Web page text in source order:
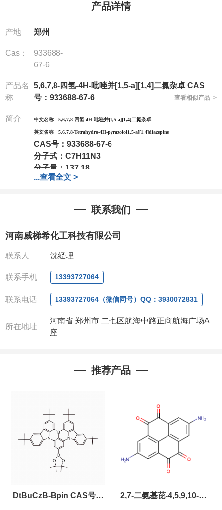
产品详情
产地 郑州
Cas：
933688-
67-6
产品名
称
5,6,7,8-四氢-4H-吡唑并[1,5-a][1,4]二氮杂卓 CAS
号：933688-67-6
查看相似产品 >
简介 中文名称： 5,6,7,8-四氢-4H-吡唑并[1,5-a][1,4]二氮杂卓
英文名称： 5,6,7,8-Tetrahydro-4H-pyrazolo[1,5-a][1,4]diazepine
CAS号： 933688-67-6
分子式： C7H11N3
分子量： 137.18
包装：1Mg ; 5Mg;10Mg ;100Mg;250Mg ;500Mg
我司对高校及科研单位先发货和
作中有用到的试剂,欢迎前来询购
电话 :0371-63377391/13393727064
QQ:3930072831
联系人: 沈晓东(欢迎致电
...查看全文 >
联系我们
河南威梯希化工科技有限公司
联系人 沈经理
联系手机 13393727064
联系电话 13393727064（微信同号）QQ：3930072831
所在地址
河南省 郑州市 二七区航海中路正商航海广场A
座
推荐产品
DtBuCzB-Bpin CAS号： 2,7-二氨基芘-4,5,9,10-四